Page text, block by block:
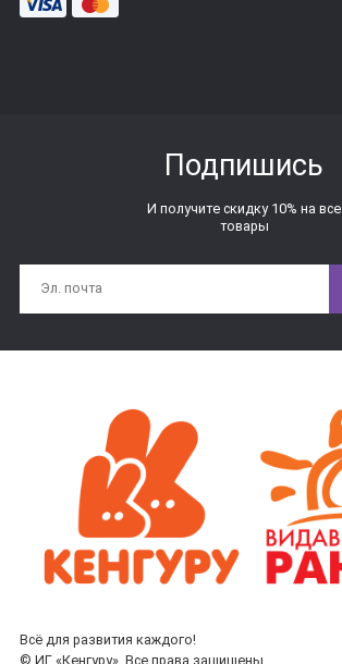
Подпишись
И получите скидку 10% на все
товары
Всё для развития каждого!
© ИГ «Кенгуру». Все права защищены